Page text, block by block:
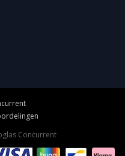
Concurrent